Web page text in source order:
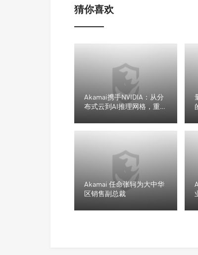
猜你喜欢
Akamai携手NVIDIA：从分
布式云到AI推理网格，重新
Akamai 任命张轲为大中华
区销售副总裁